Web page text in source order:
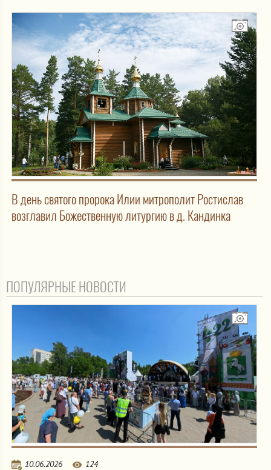
В день святого пророка Илии митрополит Ростислав
возглавил Божественную литургию в д. Кандинка
ПОПУЛЯРНЫЕ НОВОСТИ
10.06.2026 124